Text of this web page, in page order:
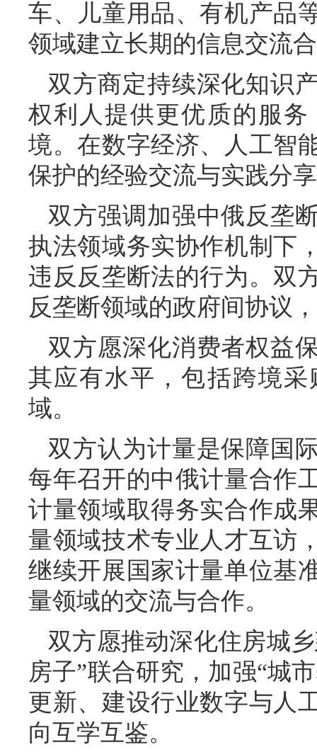
车、儿童用品、有机产品
领域建立长期的信息交流
双方商定持续深化知识
权利人提供更优质的服
境。在数字经济、人工智
保护的经验交流与实践分
双方强调加强中俄反垄
执法领域务实协作机制下
违反反垄断法的行为。双
反垄断领域的政府间协议
双方愿深化消费者权益
其应有水平，包括跨境
域。
双方认为计量是保障国
每年召开的中俄计量合作
计量领域取得务实合作成
量领域技术专业人才互访
继续开展国家计量单位基
量领域的交流与合作。
双方愿推动深化住房城
房子”联合研究，加强“城
更新、建设行业数字与人
向互学互鉴。